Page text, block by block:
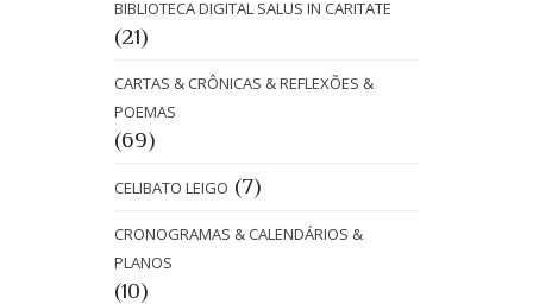
BIBLIOTECA DIGITAL SALUS IN CARITATE
(21)
CARTAS & CRÔNICAS & REFLEXÕES &
POEMAS
(69)
CELIBATO LEIGO (7)
CRONOGRAMAS & CALENDÁRIOS &
PLANOS
(10)